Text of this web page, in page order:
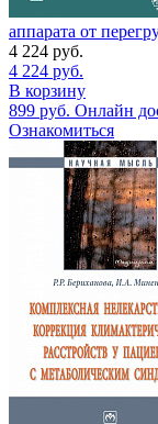
аппарата от
4 224 руб.
4 224 руб.
В корзину
899 руб. Онлайн
Ознакомиться